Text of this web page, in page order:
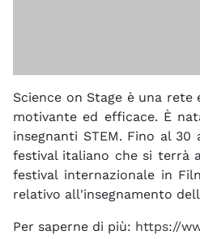
Science on Stage è una
motivante ed efficace. È
insegnanti STEM. Fino al
festival italiano che si terrà
festival internazionale in
relativo all'insegnamento
Per saperne di più: https://